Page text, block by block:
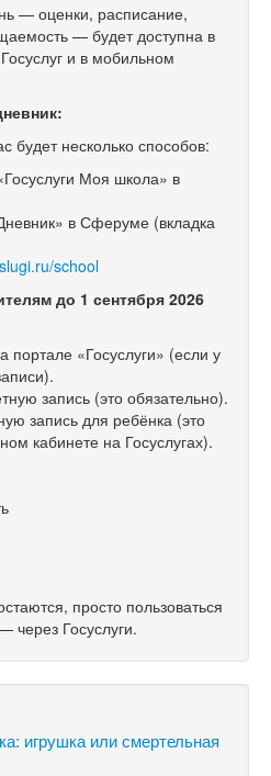
— оценки, расписание,
— будет доступна в
и в мобильном
будет несколько способов:
Моя школа» в
вСферуме (вкладка
school
до 1 сентября 2026
портале «Госуслуги» (если у
запись (это обязательно).
запись для ребёнка (это
кабинете на Госуслугах).
просто пользоваться
через Госуслуги.
игрушка или смертельная